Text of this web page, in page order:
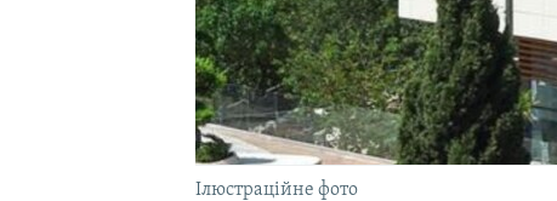
Ілюстраційне фото